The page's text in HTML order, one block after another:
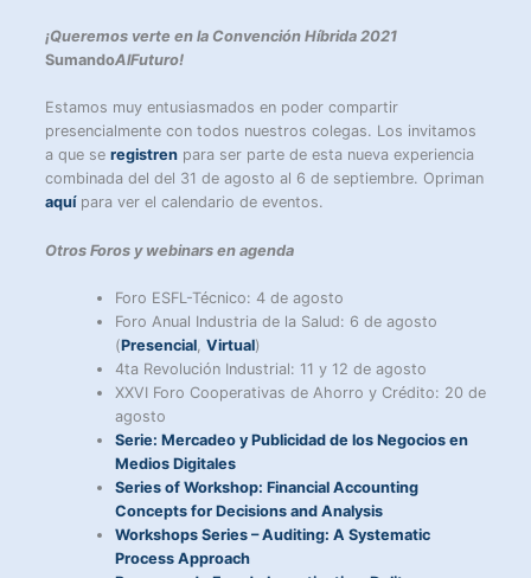
¡Queremos verte en la Convención Híbrida 2021
SumandoAlFuturo!
Estamos muy entusiasmados en poder compartir
presencialmente con todos nuestros colegas. Los invitamos
a que seregistren para ser parte de esta nueva experiencia
combinada del del 31 de agosto al 6 de septiembre. Opriman
aquípara ver el calendario de eventos.
Otros Foros y webinars en agenda
Foro ESFL-Técnico: 4 de agosto
Foro Anual Industria de la Salud: 6 de agosto
(Presencial, Virtual)
4ta Revolución Industrial: 11 y 12 de agosto
XXVI Foro Cooperativas de Ahorro y Crédito: 20 de
agosto
Serie: Mercadeo y Publicidad de los Negocios en
Medios Digitales
Series of Workshop: Financial Accounting
Concepts for Decisions and Analysis
Workshops Series – Auditing: A Systematic
Process Approach